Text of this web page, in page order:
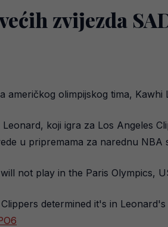
zvijezda
američkog olimpijskog tima,
koji igra za Los Angeles
u pripremama za narednu NBA
not play in the Paris Olympics,
determined it's in